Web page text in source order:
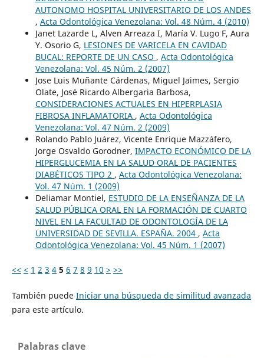
AUTONOMO HOSPITAL UNIVERSITARIO DE LOS ANDES
, Acta Odontológica Venezolana: Vol. 48 Núm. 4 (2010)
Janet Lazarde L, Alven Arreaza I, María V. Lugo F, Aura
Y. Osorio G, LESIONES DE VARICELA EN CAVIDAD
BUCAL: REPORTE DE UN CASO , Acta Odontológica
Venezolana: Vol. 45 Núm. 2 (2007)
Jose Luis Muñante Cárdenas, Miguel Jaimes, Sergio
Olate, José Ricardo Albergaria Barbosa,
CONSIDERACIONES ACTUALES EN HIPERPLASIA
FIBROSA INFLAMATORIA , Acta Odontológica
Venezolana: Vol. 47 Núm. 2 (2009)
Rolando Pablo Juárez, Vicente Enrique Mazzáfero,
Jorge Osvaldo Gorodner, IMPACTO ECONÓMICO DE LA
HIPERGLUCEMIA EN LA SALUD ORAL DE PACIENTES
DIABÉTICOS TIPO 2 , Acta Odontológica Venezolana:
Vol. 47 Núm. 1 (2009)
Deliamar Montiel, ESTUDIO DE LA ENSEÑANZA DE LA
SALUD PÚBLICA ORAL EN LA FORMACIÓN DE CUARTO
NIVEL EN LA FACULTAD DE ODONTOLOGÍA DE LA
UNIVERSIDAD DE SEVILLA. ESPAÑA. 2004 , Acta
Odontológica Venezolana: Vol. 45 Núm. 1 (2007)
<< < 1 2 3 4 5 6 7 8 9 10 > >>
También puede Iniciar una búsqueda de similitud avanzada
para este artículo.
Palabras clave